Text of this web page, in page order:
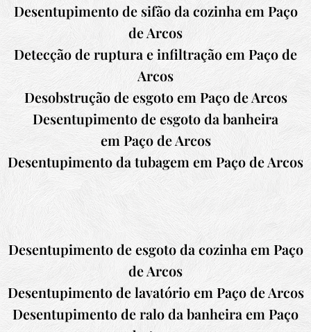
Desentupimento de sifão da cozinha em Paço
de Arcos
Detecção de ruptura e infiltração em Paço de
Arcos
Desobstrução de esgoto em Paço de Arcos
Desentupimento de esgoto da banheira
em Paço de Arcos
Desentupimento da tubagem em Paço de Arcos
Desentupimento de esgoto da cozinha em Paço
de Arcos
Desentupimento de lavatório em Paço de Arcos
Desentupimento de ralo da banheira em Paço